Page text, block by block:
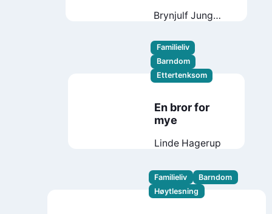
Brynjulf Jung
Skinkeape
Familieliv
Barndom
Ettertenksom
En bror for
mye
Linde Hagerup
Familieliv
Barndom
Høytlesning